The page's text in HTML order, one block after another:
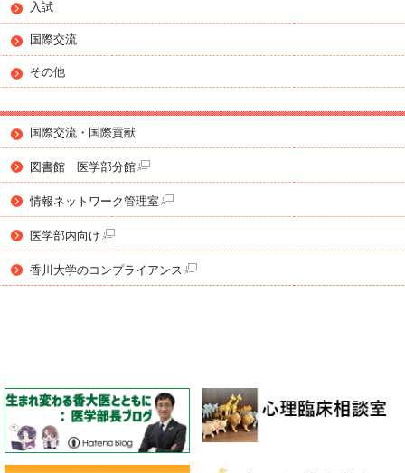
入試
国際交流
その他
国際交流・国際貢献
図書館 医学部分館
情報ネットワーク管理室
医学部内向け
香川大学のコンプライアンス